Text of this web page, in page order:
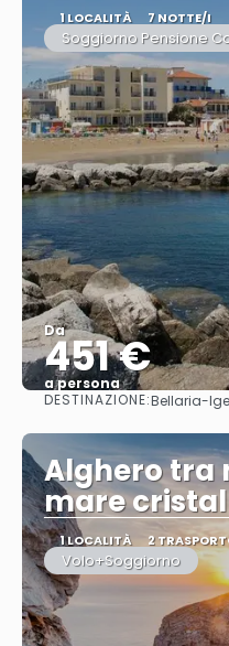
1 LOCALITÀ 7 NOTTE/I
Soggiorno Pensione
Da
451 €
a persona
DESTINAZIONE:Bellaria-
Alghero tra
mare
1 LOCALITÀ 2
Volo+Soggiorno